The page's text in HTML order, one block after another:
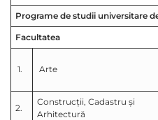
Programe de studii universitare
Facultatea
1. Arte
2.
Construcții, Cadastru și
Arhitectură